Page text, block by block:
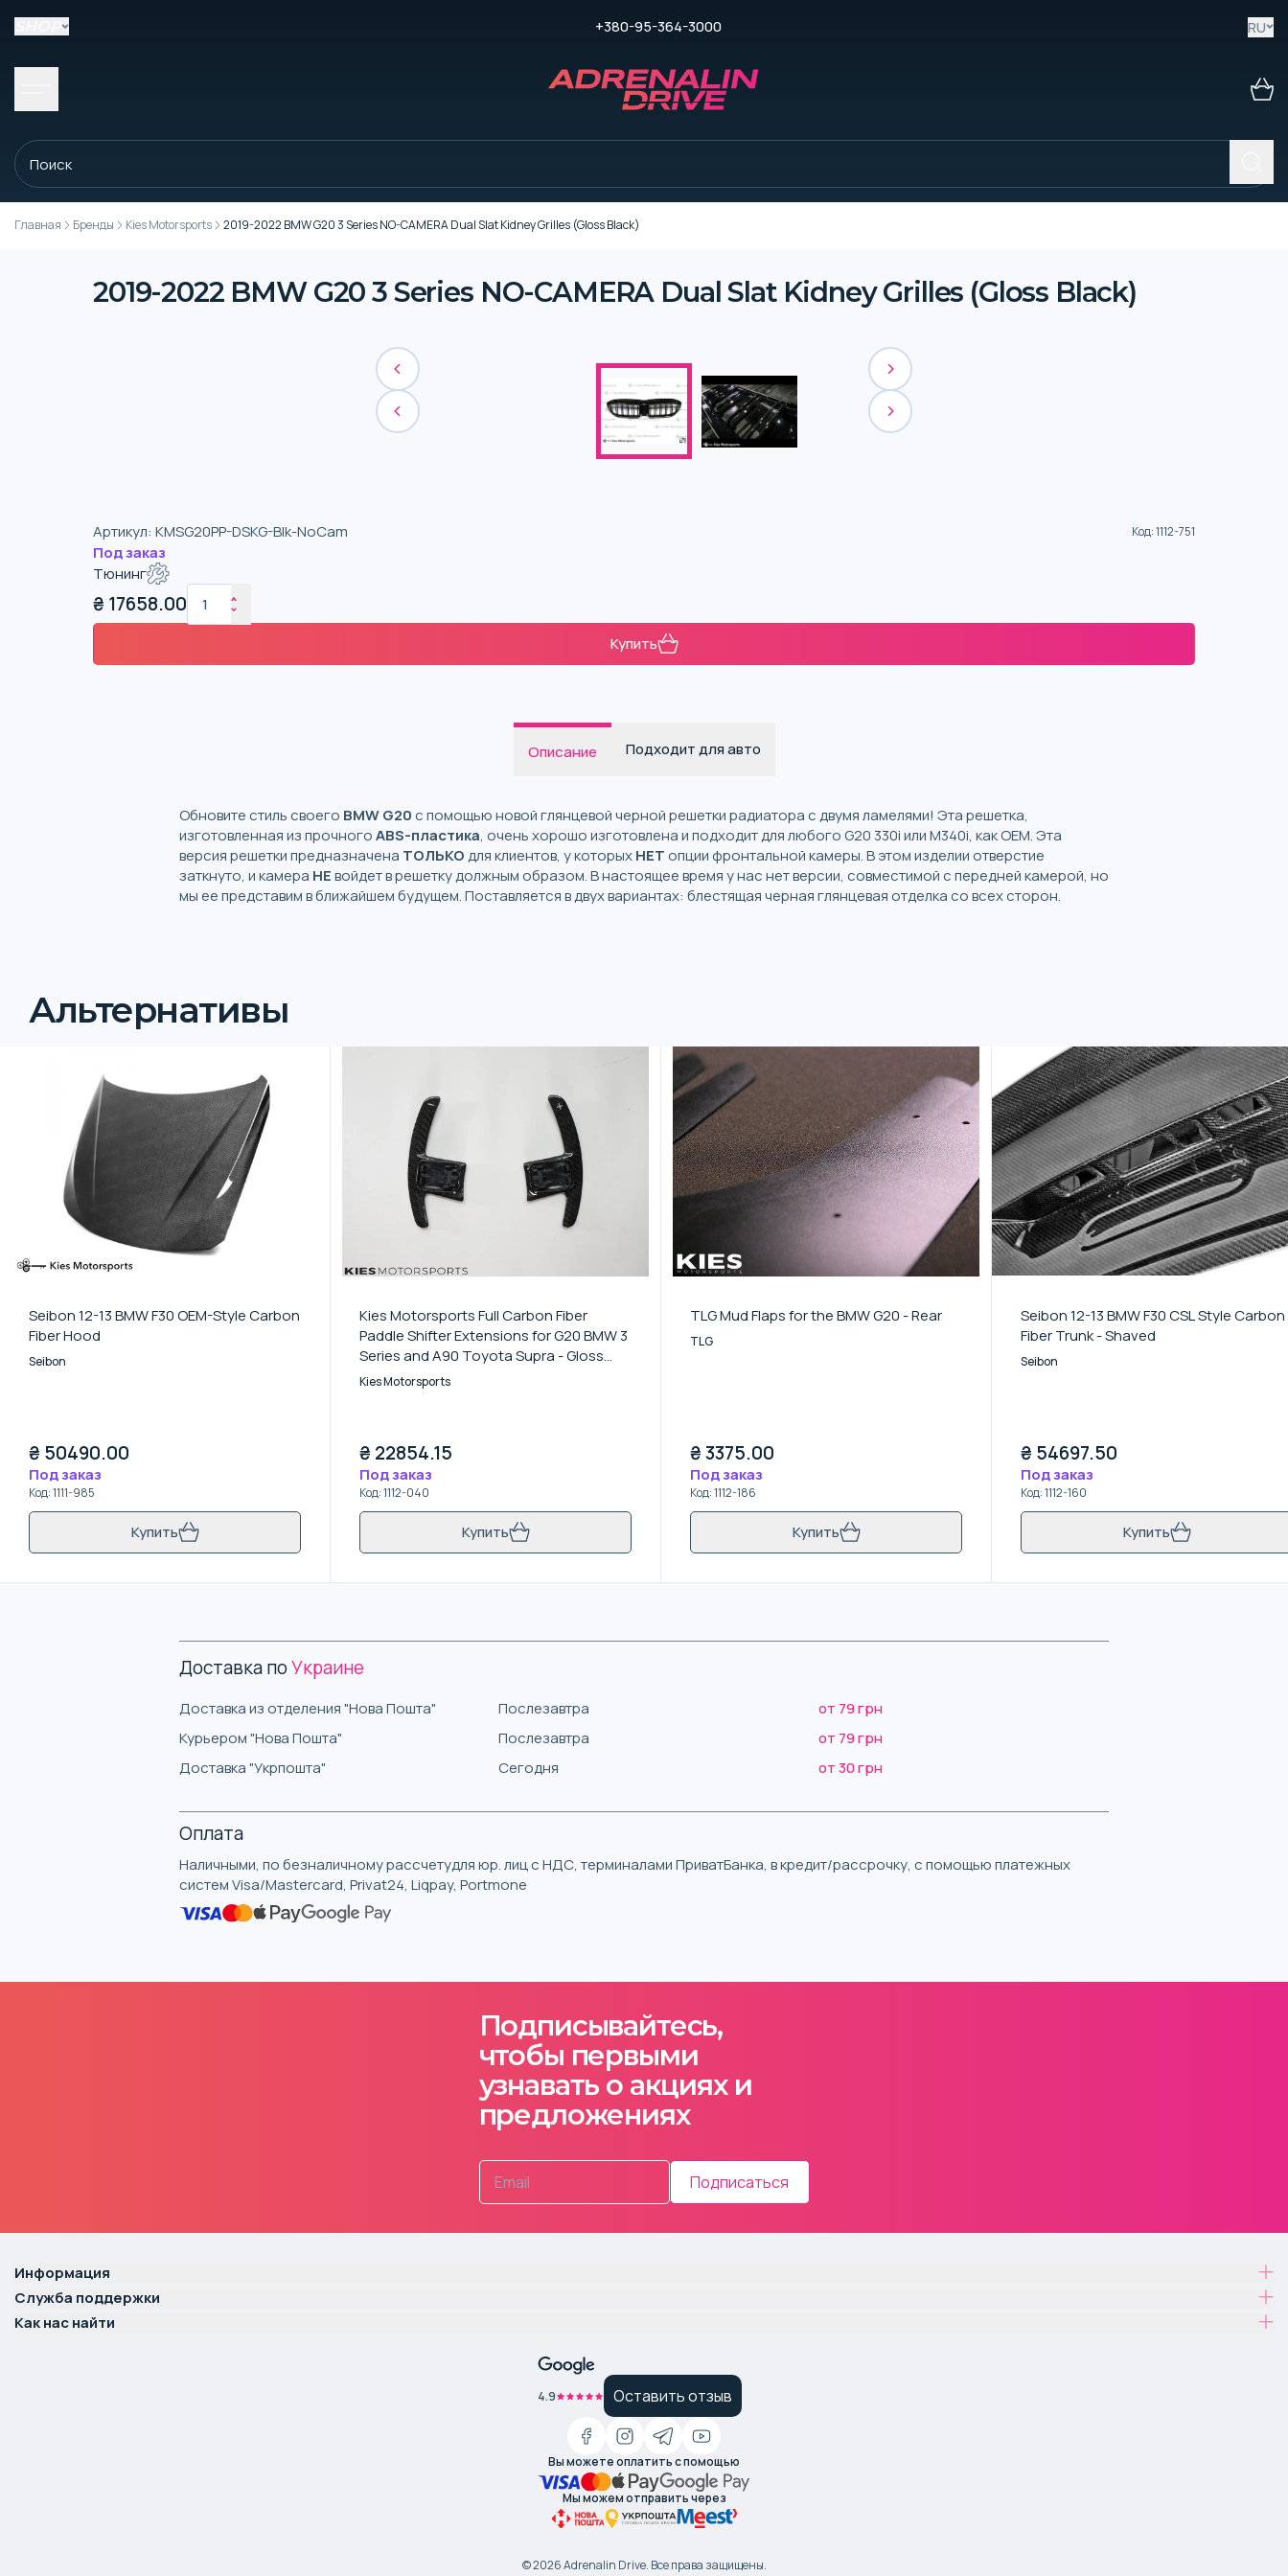
+380-95-364-3000 RU
Главная Бренды Kies Motorsports 2019-2022 BMW G20 3 Series NO-CAMERA Dual Slat Kidney Grilles (Gloss Black)
2019-2022 BMW G20 3 Series NO-CAMERA Dual Slat Kidney Grilles (Gloss Black)
Артикул: KMSG20PP-DSKG-Blk-NoCam Код:1112-751
Под заказ
Тюнинг
₴ 17658.00
Купить
Описание Подходит для авто
Обновите стиль своего BMW G20с помощью новой глянцевой черной решетки радиатора с двумя ламелями! Эта решетка,
изготовленная из прочногоABS-пластика, очень хорошо изготовлена и подходит для любого G20 330i или M340i, как OEM. Эта
версия решетки предназначена ТОЛЬКОдля клиентов, у которыхНЕТопции фронтальной камеры. В этом изделии отверстие
заткнуто, и камера НЕвойдет в решетку должным образом. В настоящее время у нас нет версии, совместимой с передней камерой, но
мы ее представим в ближайшем будущем. Поставляется в двух вариантах: блестящая черная глянцевая отделка со всех сторон.
Альтернативы
Seibon 12-13 BMW F30 OEM-Style Carbon
Fiber Hood
Seibon
₴ 50490.00
Под заказ
Код:1111-985
Купить
Kies Motorsports Full Carbon Fiber
Paddle Shifter Extensions for G20 BMW 3
Series and A90 Toyota Supra - Gloss
Red
Kies Motorsports
₴ 22854.15
Под заказ
Код:1112-040
Купить
TLG Mud Flaps for the BMW G20 - Rear
TLG
₴3375.00
Под заказ
Код:1112-186
Купить
Seibon 12-13 BMW F30 CSL Style Carbon
Fiber Trunk - Shaved
Seibon
₴ 54697.50
Под заказ
Код:1112-160
Купить
Доставка поУкраине
Доставка из отделения "Нова Пошта" Послезавтра
от 79 грн
Курьером "Нова Пошта"
Послезавтра
от 79 грн
Доставка "Укрпошта"
Сегодня от 30 грн
Оплата
Наличными, по безналичному рассчетудля юр. лиц с НДС, терминалами ПриватБанка, в кредит/рассрочку, с помощью платежных
систем Visa/Mastercard, Privat24, Liqpay, Portmone
Подписывайтесь,
чтобы первыми
узнавать о акциях и
предложениях
Подписаться
Информация
Служба поддержки
Как нас найти
4.9 Оставить отзыв
Вы можете оплатить с помощью
Мы можем отправить через
©2026Adrenalin Drive. Все права защищены.